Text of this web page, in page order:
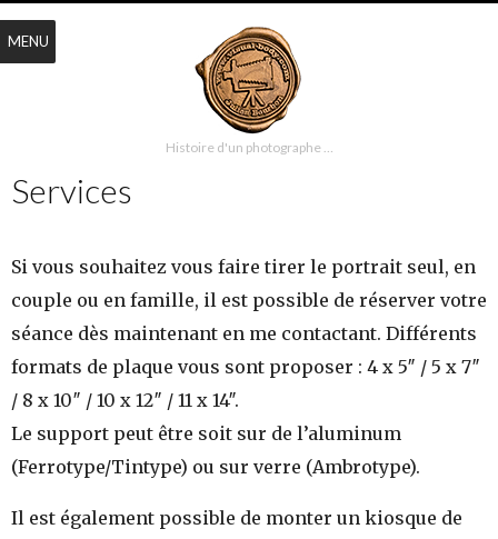
Histoire d'un photographe …
Services
Si vous souhaitez vous faire tirer le portrait seul, en
couple ou en famille, il est possible de réserver votre
séance dès maintenant en me contactant. Différents
formats de plaque vous sont proposer : 4 x 5″ / 5 x 7″
/ 8 x 10″ / 10 x 12″ / 11 x 14″.
Le support peut être soit sur de l’aluminum
(Ferrotype/Tintype) ou sur verre (Ambrotype).
Il est également possible de monter un kiosque de
MENU